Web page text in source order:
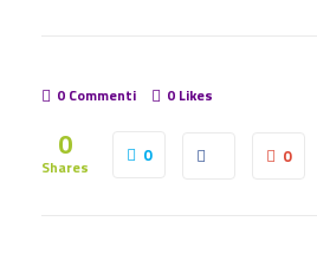
0 Commenti 0 Likes
0
Shares
0 0